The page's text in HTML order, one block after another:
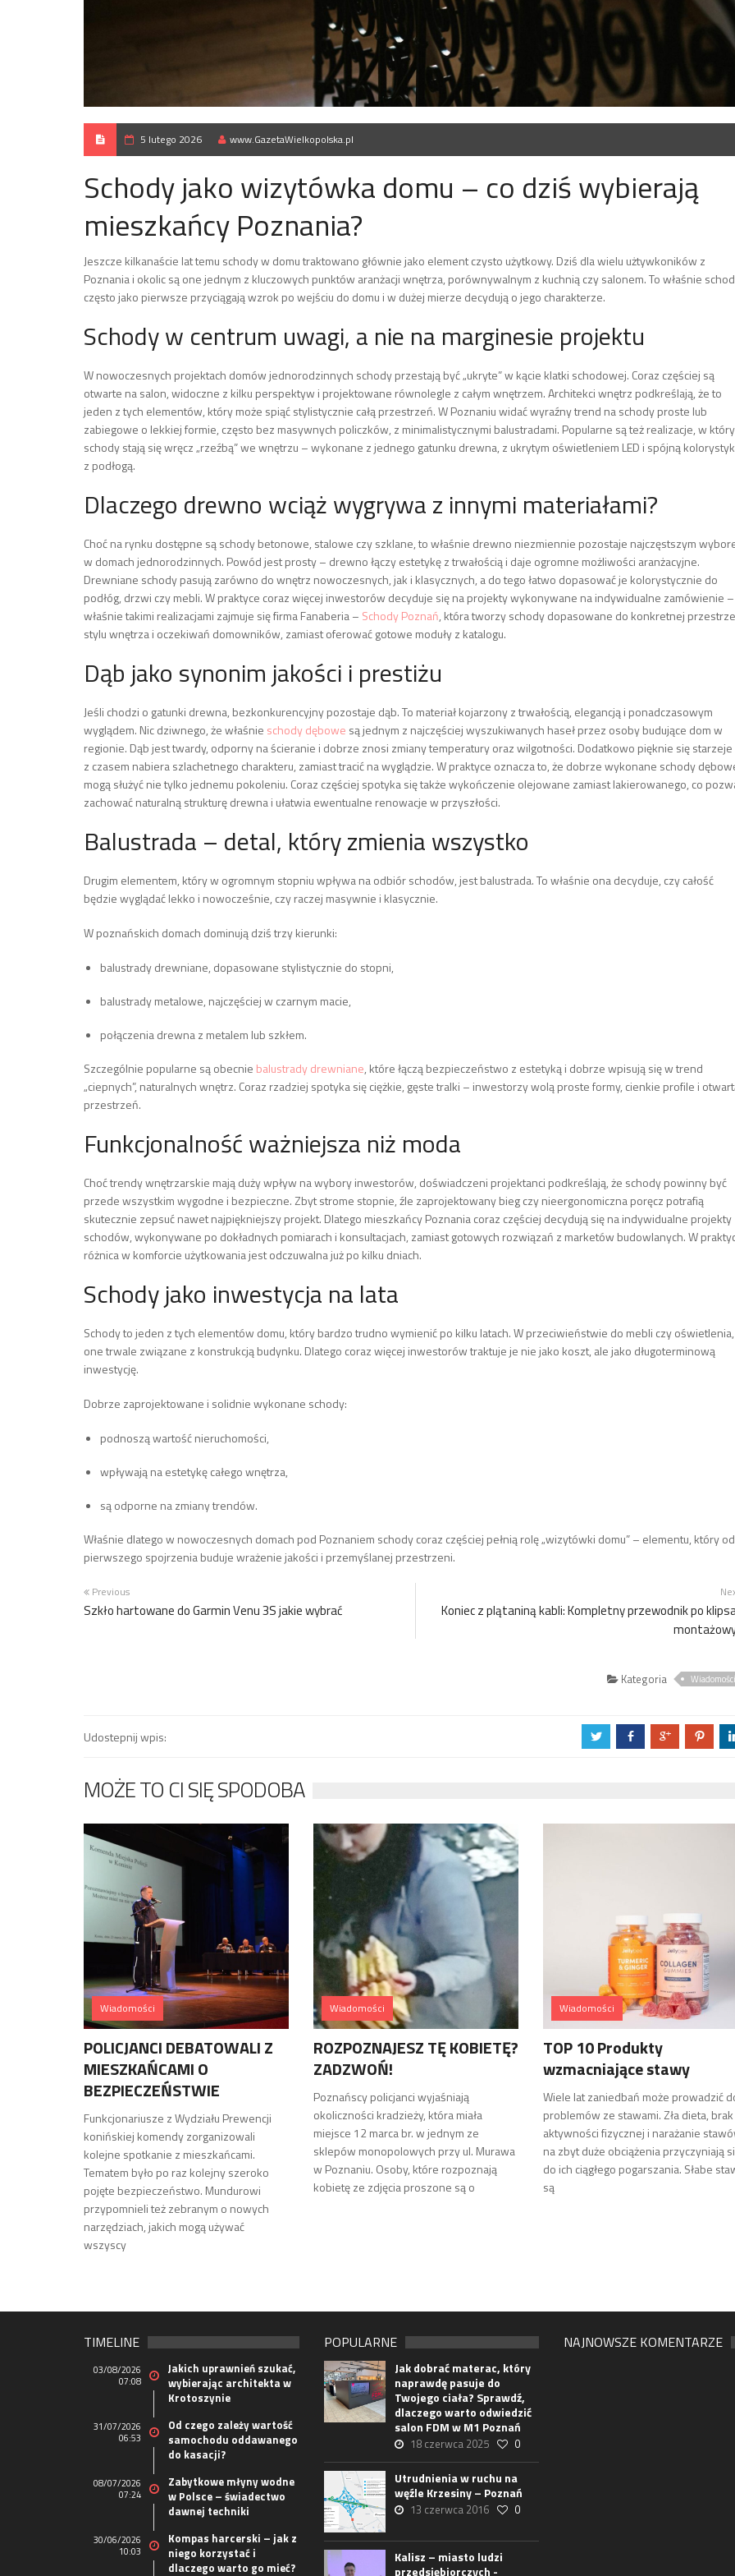
5 lutego 2026 www.GazetaWielkopolska.pl
Schody jako wizytówka domu – co dziś wybierają
mieszkańcy Poznania?
Jeszcze kilkanaście lat temu schody w domu traktowano głównie jako element czysto użytkowy. Dziś dla wielu użtywkoników z
Poznania i okolic są one jednym z kluczowych punktów aranżacji wnętrza, porównywalnym z kuchnią czy salonem. To właśnie
często jako pierwsze przyciągają wzrok po wejściu do domu i w dużej mierze decydują o jego charakterze.
Schody w centrum uwagi, a nie na marginesie projektu
W nowoczesnych projektach domów jednorodzinnych schody przestają być „ukryte” w kącie klatki schodowej. Coraz częściej są
otwarte na salon, widoczne z kilku perspektyw i projektowane równolegle z całym wnętrzem. Architekci wnętrz podkreślają, że to
jeden z tych elementów, który może spiąć stylistycznie całą przestrzeń. W Poznaniu widać wyraźny trend na schody proste lub
zabiegowe o lekkiej formie, często bez masywnych policzków, z minimalistycznymi balustradami. Popularne są też realizacje, w
schody stają się wręcz „rzeźbą” we wnętrzu – wykonane z jednego gatunku drewna, z ukrytym oświetleniem LED i spójną
z podłogą.
Dlaczego drewno wciąż wygrywa z innymi materiałami?
Choć na rynku dostępne są schody betonowe, stalowe czy szklane, to właśnie drewno niezmiennie pozostaje najczęstszym
w domach jednorodzinnych. Powód jest prosty – drewno łączy estetykę z trwałością i daje ogromne możliwości aranżacyjne.
Drewniane schody pasują zarówno do wnętrz nowoczesnych, jak i klasycznych, a do tego łatwo dopasować je kolorystycznie do
podłóg, drzwi czy mebli. W praktyce coraz więcej inwestorów decyduje się na projekty wykonywane na indywidualne zamówienie –
właśnie takimi realizacjami zajmuje się firma Fanaberia – Schody Poznań, która tworzy schody dopasowane do konkretnej
stylu wnętrza i oczekiwań domowników, zamiast oferować gotowe moduły z katalogu.
Dąb jako synonim jakości i prestiżu
Jeśli chodzi o gatunki drewna, bezkonkurencyjny pozostaje dąb. To materiał kojarzony z trwałością, elegancją i ponadczasowym
wyglądem. Nic dziwnego, że właśnie schody dębowe są jednym z najczęściej wyszukiwanych haseł przez osoby budujące dom w
regionie. Dąb jest twardy, odporny na ścieranie i dobrze znosi zmiany temperatury oraz wilgotności. Dodatkowo pięknie się
z czasem nabiera szlachetnego charakteru, zamiast tracić na wyglądzie. W praktyce oznacza to, że dobrze wykonane schody
mogą służyć nie tylko jednemu pokoleniu. Coraz częściej spotyka się także wykończenie olejowane zamiast lakierowanego, co
zachować naturalną strukturę drewna i ułatwia ewentualne renowacje w przyszłości.
Balustrada – detal, który zmienia wszystko
Drugim elementem, który w ogromnym stopniu wpływa na odbiór schodów, jest balustrada. To właśnie ona decyduje, czy całość
będzie wyglądać lekko i nowocześnie, czy raczej masywnie i klasycznie.
W poznańskich domach dominują dziś trzy kierunki:
balustrady drewniane, dopasowane stylistycznie do stopni,
balustrady metalowe, najczęściej w czarnym macie,
połączenia drewna z metalem lub szkłem.
Szczególnie popularne są obecnie balustrady drewniane, które łączą bezpieczeństwo z estetyką i dobrze wpisują się w trend
„ciepnych”, naturalnych wnętrz. Coraz rzadziej spotyka się ciężkie, gęste tralki – inwestorzy wolą proste formy, cienkie profile i
przestrzeń.
Funkcjonalność ważniejsza niż moda
Choć trendy wnętrzarskie mają duży wpływ na wybory inwestorów, doświadczeni projektanci podkreślają, że schody powinny być
przede wszystkim wygodne i bezpieczne. Zbyt strome stopnie, źle zaprojektowany bieg czy nieergonomiczna poręcz potrafią
skutecznie zepsuć nawet najpiękniejszy projekt. Dlatego mieszkańcy Poznania coraz częściej decydują się na indywidualne projekty
schodów, wykonywane po dokładnych pomiarach i konsultacjach, zamiast gotowych rozwiązań z marketów budowlanych. W
różnica w komforcie użytkowania jest odczuwalna już po kilku dniach.
Schody jako inwestycja na lata
Schody to jeden z tych elementów domu, który bardzo trudno wymienić po kilku latach. W przeciwieństwie do mebli czy
one trwale związane z konstrukcją budynku. Dlatego coraz więcej inwestorów traktuje je nie jako koszt, ale jako długoterminową
inwestycję.
Dobrze zaprojektowane i solidnie wykonane schody:
podnoszą wartość nieruchomości,
wpływają na estetykę całego wnętrza,
są odporne na zmiany trendów.
Właśnie dlatego w nowoczesnych domach pod Poznaniem schody coraz częściej pełnią rolę „wizytówki domu” – elementu, który od
pierwszego spojrzenia buduje wrażenie jakości i przemyślanej przestrzeni.
Previous
Szkło hartowane do Garmin Venu 3S jakie wybrać
Koniec z plątaniną kabli: Kompletny przewodnik po
Kategoria Wiadomości
Udostepnij wpis: a b c d
MOŻE TO CI SIĘ SPODOBA
Wiadomości
POLICJANCI DEBATOWALI Z
MIESZKAŃCAMI O
BEZPIECZEŃSTWIE
Funkcjonariusze z Wydziału Prewencji
konińskiej komendy zorganizowali
kolejne spotkanie z mieszkańcami.
Tematem było po raz kolejny szeroko
pojęte bezpieczeństwo. Mundurowi
przypomnieli też zebranym o nowych
narzędziach, jakich mogą używać
wszyscy
Wiadomości
ROZPOZNAJESZ TĘ KOBIETĘ?
ZADZWOŃ!
Poznańscy policjanci wyjaśniają
okoliczności kradzieży, która miała
miejsce 12 marca br. w jednym ze
sklepów monopolowych przy ul. Murawa
w Poznaniu. Osoby, które rozpoznają
kobietę ze zdjęcia proszone są o
Wiadomości
TOP 10 Produkty
wzmacniające stawy
Wiele lat zaniedbań może prowadzić
problemów ze stawami. Zła dieta, brak
aktywności fizycznej i narażanie
na zbyt duże obciążenia przyczyniają
do ich ciągłego pogarszania. Słabe
są
TIMELINE
03/08/2026
07:08
Jakich uprawnień szukać,
wybierając architekta w
Krotoszynie
31/07/2026
06:53
Od czego zależy wartość
samochodu oddawanego
do kasacji?
08/07/2026
07:24
Zabytkowe młyny wodne
w Polsce – świadectwo
dawnej techniki
30/06/2026
10:03
Kompas harcerski – jak z
niego korzystać i
dlaczego warto go mieć?
POPULARNE
Jak dobrać materac, który
naprawdę pasuje do
Twojego ciała? Sprawdź,
dlaczego warto odwiedzić
salon FDM w M1 Poznań
18 czerwca 2025 0
Utrudnienia w ruchu na
węźle Krzesiny – Poznań
13 czerwca 2016 0
Kalisz – miasto ludzi
przedsiębiorczych -
NAJNOWSZE KOMENTARZE